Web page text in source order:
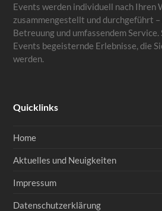
Events werden individuell nach Ihren
zusammengestellt und durchgeführt
Betreuung und umfassendem Service.
Events begeisternde Erlebnisse, die
werden.
Quicklinks
Home
Aktuelles und Neuigkeiten
Impressum
Datenschutzerklärung